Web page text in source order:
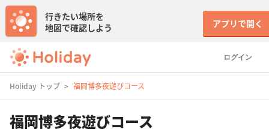
ログイン
行きたい場所を
地図で確認しよう
アプリで開く
Holiday トップ 福岡博多夜遊びコース
福岡博多夜遊びコース